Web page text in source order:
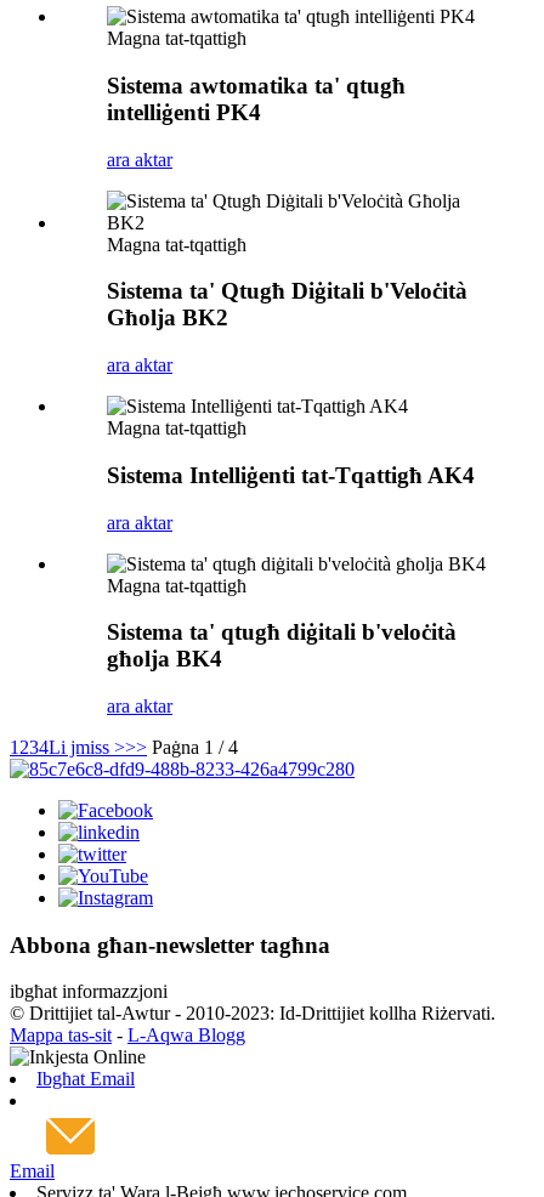
Magna tat-tqattigħ
Sistema awtomatika ta' qtugħ
intelliġenti PK4
ara aktar
Magna tat-tqattigħ
Sistema ta' Qtugħ Diġitali b'Veloċità
Għolja BK2
ara aktar
Magna tat-tqattigħ
Sistema Intelliġenti tat-Tqattigħ AK4
ara aktar
Magna tat-tqattigħ
Sistema ta' qtugħ diġitali b'veloċità
għolja BK4
ara aktar
1 234Li jmiss >>> Paġna 1 / 4
Abbona għan-newsletter tagħna
ibgħat informazzjoni
© Drittijiet tal-Awtur - 2010-2023: Id-Drittijiet kollha Riżervati.
Mappa tas-sit- L-Aqwa Blogg
Ibgħat Email
Email